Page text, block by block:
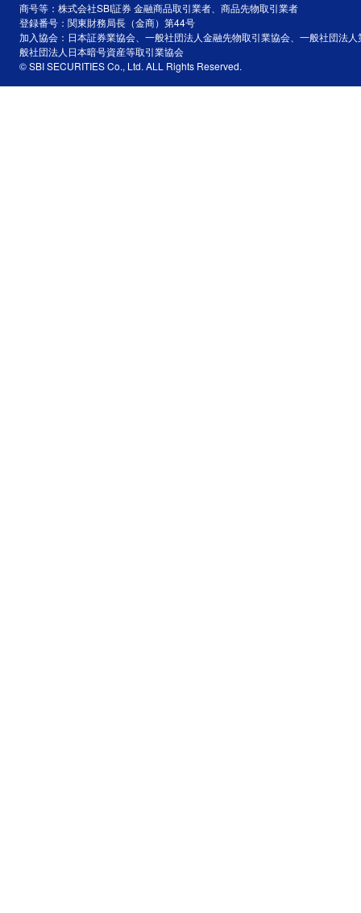
商号等：株式会社SBI証券 金融商品取引業者、商品先物取引業者
登録番号：関東財務局長（金商）第44号
加入協会：日本証券業協会、一般社団法人金融先物取引業協会、一般社団法
般社団法人日本暗号資産等取引業協会
© SBI SECURITIES Co., Ltd. ALL Rights Reserved.